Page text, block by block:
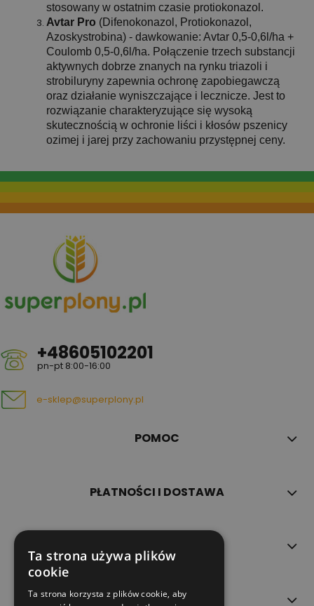
stosowany w ostatnim czasie protiokonazol.
Avtar Pro (Difenokonazol, Protiokonazol,
Azoskystrobina) - dawkowanie: Avtar 0,5-0,6l/ha +
Coulomb 0,5-0,6l/ha. Połączenie trzech substancji
aktywnych dobrze znanych na rynku triazoli i
strobiluryny zapewnia ochronę zapobiegawczą
oraz działanie wyniszczające i lecznicze. Jest to
rozwiązanie charakteryzujące się wysoką
skutecznością w ochronie liści i kłosów pszenicy
ozimej i jarej przy zachowaniu przystępnej ceny.
+48605102201
pn-pt 8:00-16:00
e-sklep@superplony.pl
POMOC
PŁATNOŚCI I DOSTAWA
O NAS
Ta strona używa plików
cookie
Ta strona korzysta z plików cookie, aby